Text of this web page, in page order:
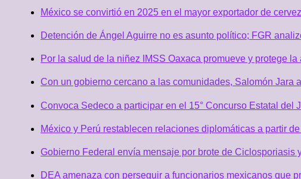
México se convirtió en 2025 en el mayor exportador de
Detención de Ángel Aguirre no es asunto político; FGR
Por la salud de la niñez IMSS Oaxaca promueve y protege
Con un gobierno cercano a las comunidades, Salomón
Convoca Sedeco a participar en el 15° Concurso Estatal del
México y Perú restablecen relaciones diplomáticas a partir
Gobierno Federal envía mensaje por brote de Ciclosporiasis
DEA amenaza con perseguir a funcionarios mexicanos que